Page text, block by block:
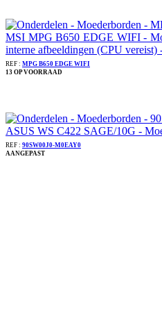
MSI MPG B650 EDGE WIFI -
interne afbeeldingen (CPU
REF : MPG B650 EDGE WIFI
13 OP VOORRAAD
ASUS WS C422 SAGE/10G -
REF : 90SW00J0-M0EAY0
AANGEPAST